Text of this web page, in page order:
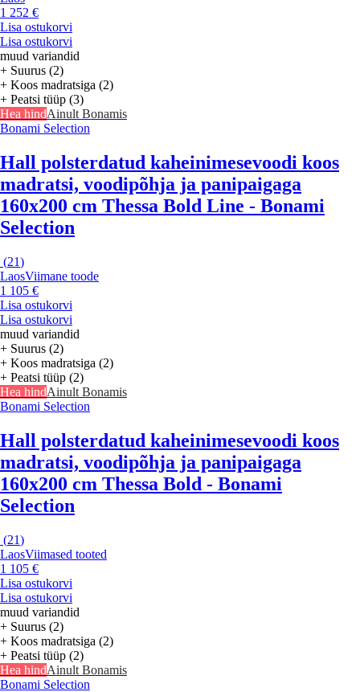
1 252 €
Lisa ostukorvi
Lisa ostukorvi
muud variandid
+ Suurus (2)
+ Koos madratsiga (2)
+ Peatsi tüüp (3)
Hea hindAinult Bonamis
Bonami Selection
Hall polsterdatud kaheinimesevoodi koos
madratsi, voodipõhja ja panipaigaga
160x200 cm Thessa Bold Line - Bonami
Selection
(21)
LaosViimane toode
1 105 €
Lisa ostukorvi
Lisa ostukorvi
muud variandid
+ Suurus (2)
+ Koos madratsiga (2)
+ Peatsi tüüp (2)
Hea hindAinult Bonamis
Bonami Selection
Hall polsterdatud kaheinimesevoodi koos
madratsi, voodipõhja ja panipaigaga
160x200 cm Thessa Bold - Bonami
Selection
(21)
LaosViimased tooted
1 105 €
Lisa ostukorvi
Lisa ostukorvi
muud variandid
+ Suurus (2)
+ Koos madratsiga (2)
+ Peatsi tüüp (2)
Hea hindAinult Bonamis
Bonami Selection